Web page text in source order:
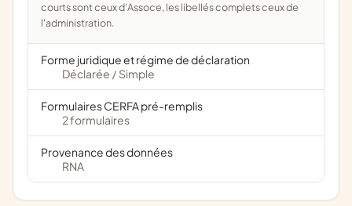
courts sont ceux d'Assoce, les libellés complets ceux de
l'administration.
Forme juridique et régime de déclaration
Déclarée / Simple
Formulaires CERFA pré-remplis
2 formulaires
Provenance des données
RNA